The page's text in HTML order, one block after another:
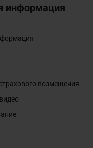
информация
возмещения